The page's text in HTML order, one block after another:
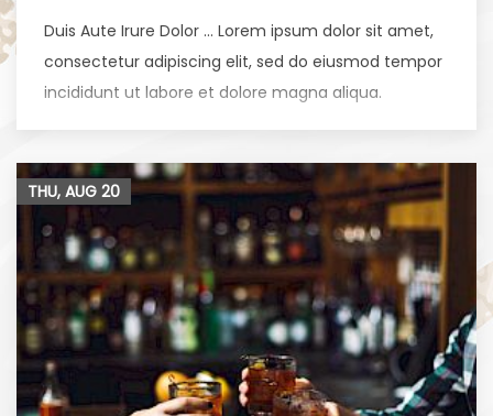
Duis Aute Irure Dolor … Lorem ipsum dolor sit amet,
consectetur adipiscing elit, sed do eiusmod tempor
incididunt ut labore et dolore magna aliqua.
THU, AUG 20